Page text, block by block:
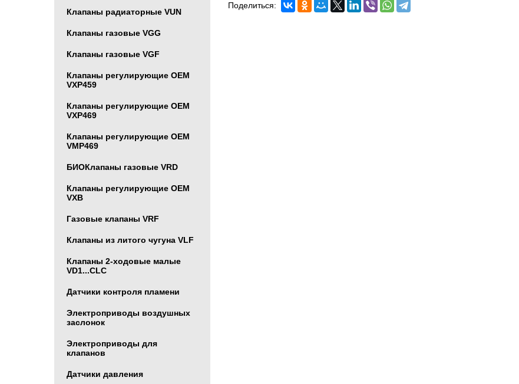
Клапаны радиаторные VUN
Клапаны газовые VGG
Клапаны газовые VGF
Клапаны регулирующие ОЕМ
VXP459
Клапаны регулирующие ОЕМ
VXP469
Клапаны регулирующие ОЕМ
VMP469
БИОКлапаны газовыe VRD
Клапаны регулирующие OEM
VXB
Газовые клапаны VRF
Клапаны из литого чугуна VLF
Клапаны 2-ходовые малые
VD1...CLC
Датчики контроля пламени
Электроприводы воздушных
заслонок
Электроприводы для
клапанов
Датчики давления
Поделиться: